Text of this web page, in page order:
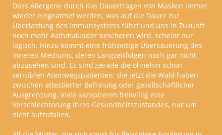
Dass Allergene durch das Dauertragen von Masken immer
wieder eingeatmet werden, was auf die Dauer zur
Überlastung des Immunsystems führt und uns in Zukunft
noch mehr Asthmakinder bescheren wird, scheint nur
logisch. Hinzu kommt eine frühzeitige Übersäuerung des
inneren Mediums, deren Langzeitfolgen noch gar nicht
abzusehen sind. Es sind gerade die ohnehin schon
sensiblen Atemwegspatienten, die jetzt die Wahl haben
zwischen attestierter Befreiung oder gesellschaftlicher
Ausgrenzung. Viele akzeptieren freiwillig eine
Verschlechterung ihres Gesundheitszustandes, nur um
nicht aufzufallen.